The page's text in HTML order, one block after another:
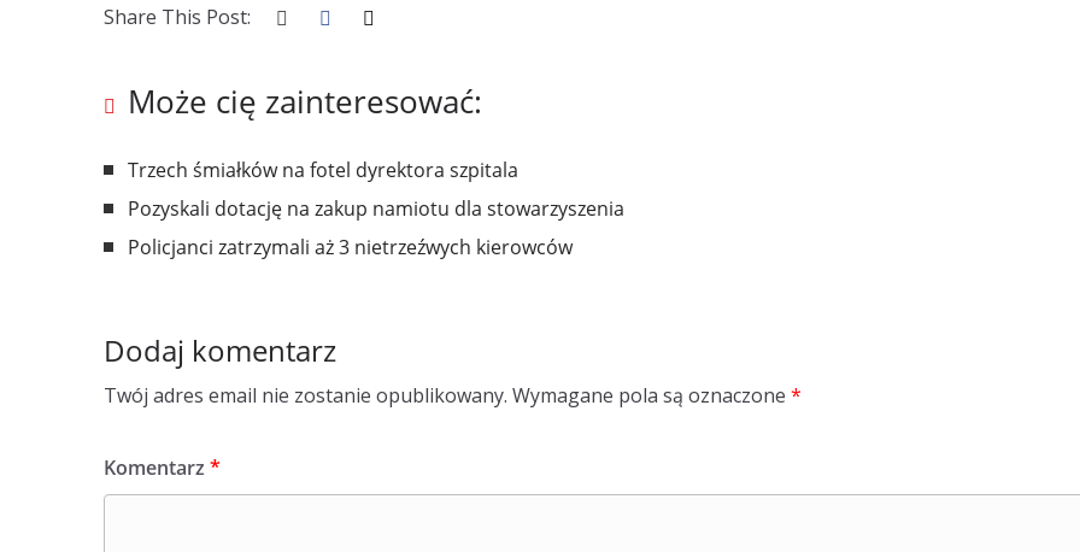
Share This Post:
Może cię zainteresować:
Trzech śmiałków na fotel dyrektora szpitala
Pozyskali dotację na zakup namiotu dla stowarzyszenia
Policjanci zatrzymali aż 3 nietrzeźwych kierowców
Dodaj komentarz
Twój adres email nie zostanie opublikowany. Wymagane pola są oznaczone *
Komentarz *